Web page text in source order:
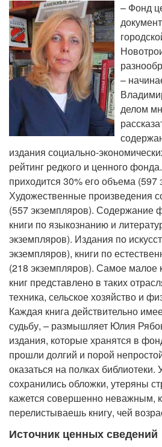
– Фонд
–
делом
издания социально-
рейтинг редкого и ценного
приходится 30% его объема (597
Художественные произведения
(557 экземпляров). Содержание
книги по языкознанию и
экземпляров). Издания по
экземпляров), книги по
(218 экземпляров). Самое малое
книг представлено в таких
техника, сельское хозяйство и
Каждая книга действительно
судьбу, – размышляет Юлия
издания, которые хранятся в
прошли долгий и порой
оказаться на полках
сохранились обложки, утеряны
кажется совершенно неважным,
перелистываешь книгу, чей
Источник ценных сведений